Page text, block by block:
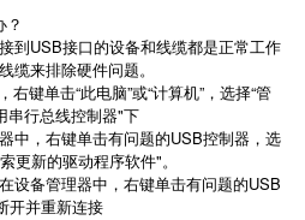
？
到USB接口的设备和线缆都是正常工作
缆来排除硬件问题。
右键单击“此电脑”或“计算机” ，选择“管
串行总线控制器"下
中，右键单击有问题的USB控制器，选
更新的驱动程序软件"。
设备管理器中，右键单击有问题的USB
开并重新连接